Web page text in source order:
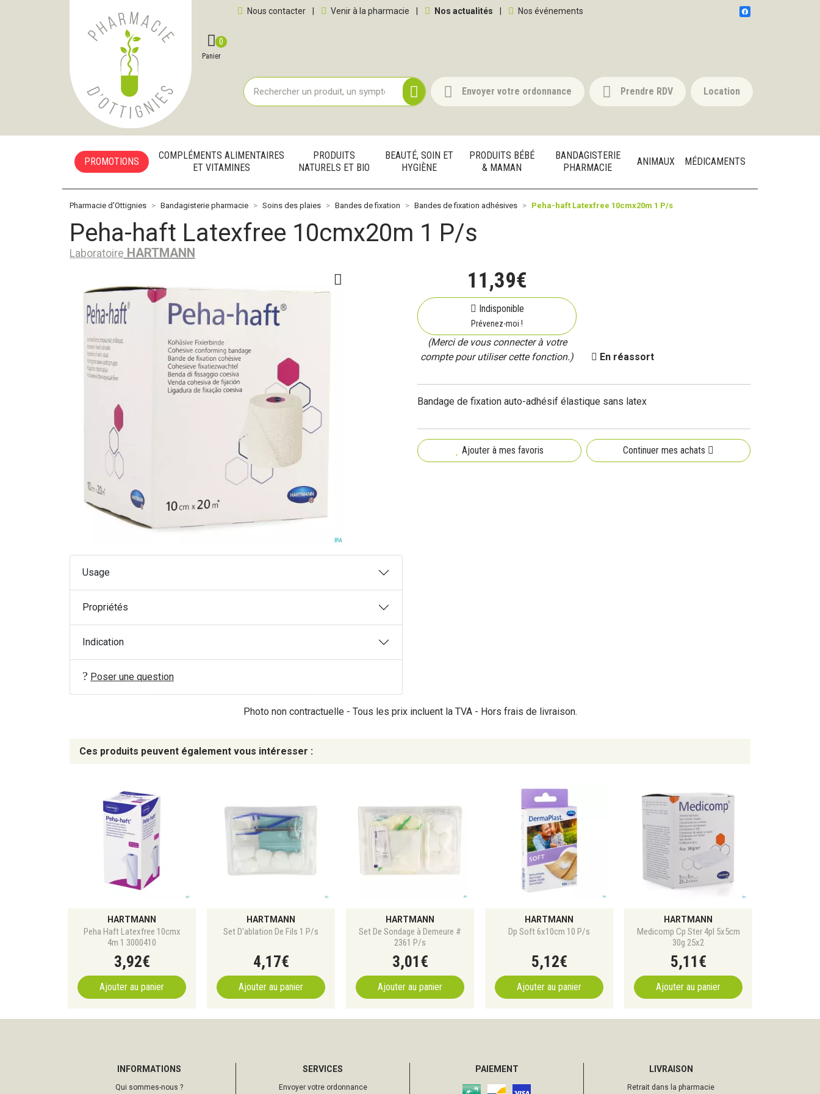
Pharmacie d'Ottignies Votre pharmacie en ligne à votre service
Nous contacter Venir à la pharmacie Nos actualités Nos événements
Favoris Panier
0
Envoyer votre ordonnance Prendre RDV Location
PROMOTIONS
COMPLÉMENTS ALIMENTAIRES
ET VITAMINES
PRODUITS
NATURELS ET BIO
BEAUTÉ, SOIN ET
HYGIÈNE
PRODUITS BÉBÉ
& MAMAN
BANDAGISTERIE
PHARMACIE
ANIMAUX MÉDICAMENTS
Pharmacie d'Ottignies Bandagisterie pharmacie Soins des plaies Bandes de fixation Bandes de fixation adhésives Peha-haft Latexfree 10cmx20m 1 P/s
Peha-haft Latexfree 10cmx20m 1 P/s
Laboratoire HARTMANN
11,39€
Indisponible
Prévenez-moi !
(Merci de vous connecter à votre
compte pour utiliser cette fonction.)
En réassort
Bandage de fixation auto-adhésif élastique sans latex
Ajouter à mes favoris Continuer mes achats
Usage
Propriétés
Indication
Poser une question
Photo non contractuelle - Tous les prix incluent la TVA - Hors frais de livraison.
Ces produits peuvent également vous intéresser :
HARTMANN
Peha Haft Latexfree 10cmx
4m 1 3000410
3,92€
Ajouter au panier
HARTMANN
Set D'ablation De Fils 1 P/s
4,17€
Ajouter au panier
HARTMANN
Set De Sondage à Demeure #
2361 P/s
3,01€
Ajouter au panier
HARTMANN
Dp Soft 6x10cm 10 P/s
5,12€
Ajouter au panier
HARTMANN
Medicomp Cp Ster 4pl 5x5cm
30g 25x2
5,11€
Ajouter au panier
INFORMATIONS
Qui sommes-nous ?
SERVICES
Envoyer votre ordonnance
PAIEMENT LIVRAISON
Retrait dans la pharmacie